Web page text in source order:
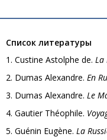
Список литературы
1. Custine Astolphe de. La
2. Dumas Alexandre. En
3. Dumas Alexandre. Le
4. Gautier Théophile.
5. Guénin Eugène. La